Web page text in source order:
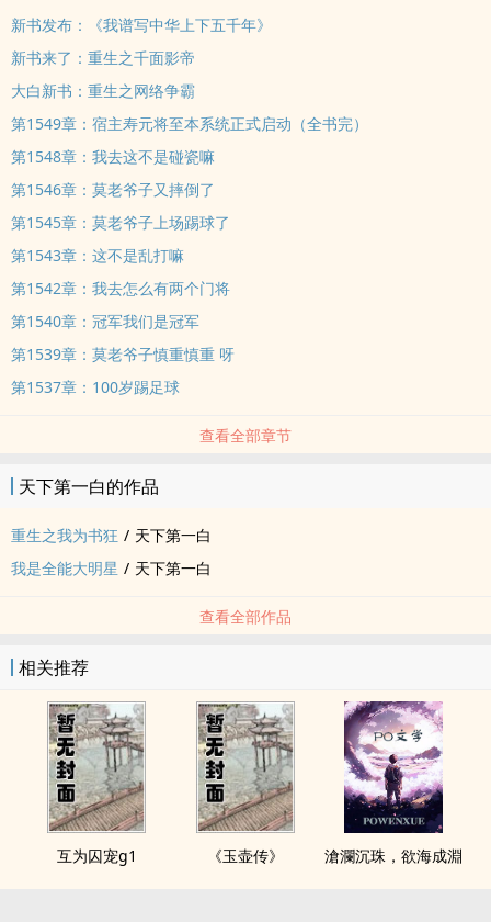
新书发布：《我谱写中华上下五千年》
新书来了：重生之千面影帝
大白新书：重生之网络争霸
第1549章：宿主寿元将至本系统正式启动（全书完）
第1548章：我去这不是碰瓷嘛
第1546章：莫老爷子又摔倒了
第1545章：莫老爷子上场踢球了
第1543章：这不是乱打嘛
第1542章：我去怎么有两个门将
第1540章：冠军我们是冠军
第1539章：莫老爷子慎重慎重 呀
第1537章：100岁踢足球
查看全部章节
天下第一白的作品
重生之我为书狂 / 天下第一白
我是全能大明星 / 天下第一白
查看全部作品
相关推荐
互为囚宠g1 《玉壶传》 滄瀾沉珠，欲海成淵